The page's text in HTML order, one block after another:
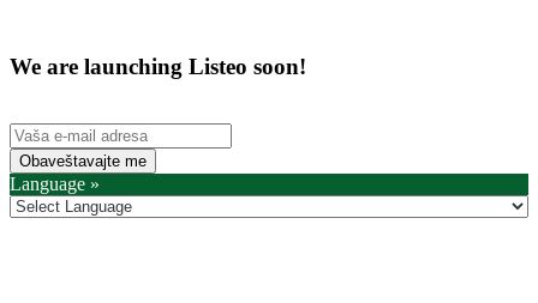
We are launching Listeo soon!
Obaveštavajte me
Language »